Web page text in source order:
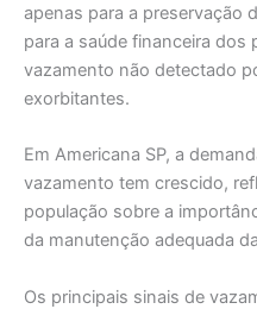
apenas para a preservação
para a saúde financeira dos
vazamento não detectado
exorbitantes.
Em Americana SP, a
vazamento tem crescido,
população sobre a
da manutenção adequada
Os principais sinais de